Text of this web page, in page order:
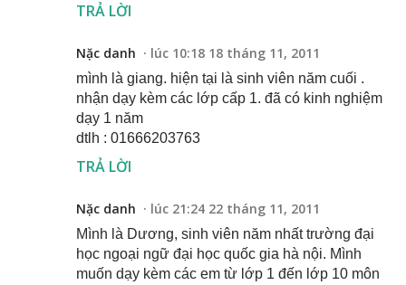
TRẢ LỜI
Nặc danh lúc 10:18 18 tháng 11, 2011
mình là giang. hiện tại là sinh viên năm cuối .
nhận dạy kèm các lớp cấp 1. đã có kinh nghiệm
dạy 1 năm
dtlh : 01666203763
TRẢ LỜI
Nặc danh lúc 21:24 22 tháng 11, 2011
Mình là Dương, sinh viên năm nhất trường đại
học ngoại ngữ đại học quốc gia hà nội. Mình
muốn dạy kèm các em từ lớp 1 đến lớp 10 môn